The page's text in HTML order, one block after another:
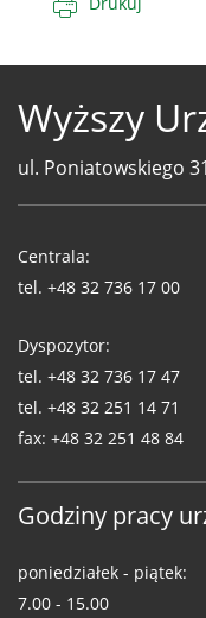
Wyższy
ul. Poniatowskiego
WUG
Centrala:
tel. +48 32 736 17 00
Dyspozytor:
tel. +48 32 736 17 47
tel. +48 32 251 14 71
fax: +48 32 251 48 84
Godziny pracy
poniedziałek - piątek:
7.00 - 15.00